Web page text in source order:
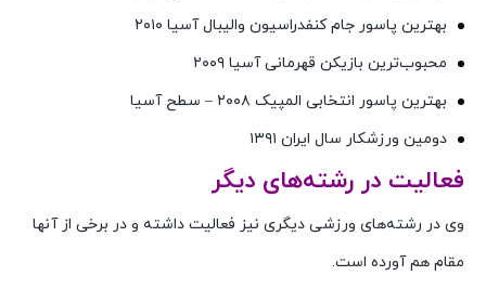
بهترین پاسور جام کنفدراسیون والیبال آسیا ۲۰۱۰
محبوب‌ترین بازیکن قهرمانی آسیا ۲۰۰۹
بهترین پاسور انتخابی المپیک ۲۰۰۸ – سطح آسیا
دومین ورزشکار سال ایران ۱۳۹۱
فعالیت در رشته‌های دیگر
وی در رشته‌های ورزشی دیگری نیز فعالیت داشته و در برخی از آنها
مقام هم آورده است.